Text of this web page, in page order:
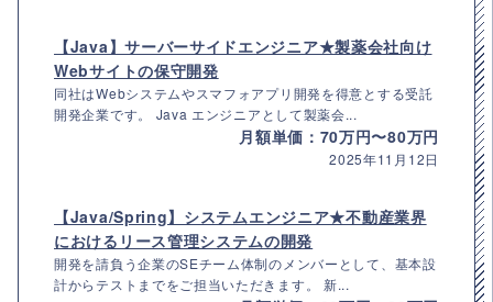
【Java】サーバーサイドエンジニア★製薬会社向け
Webサイトの保守開発
同社はWebシステムやスマフォアプリ開発を得意とする受託
開発企業です。 Java エンジニアとして製薬会...
月額単価：70万円〜80万円
2025年11月12日
【Java/Spring】システムエンジニア★不動産業界
におけるリース管理システムの開発
開発を請負う企業のSEチーム体制のメンバーとして、基本設
計からテストまでをご担当いただきます。 新...